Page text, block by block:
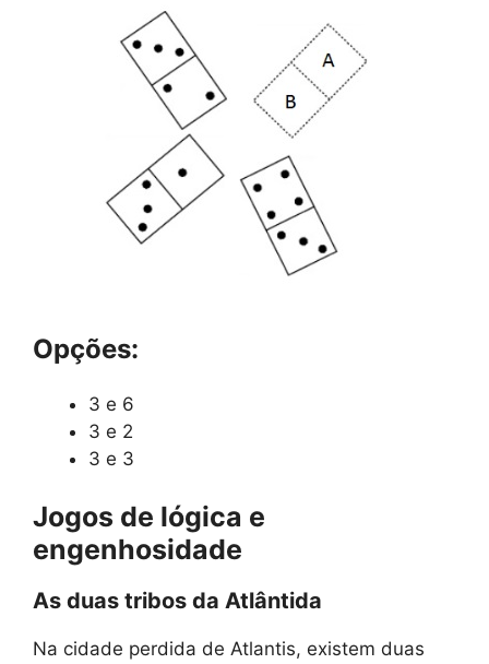
Opções:
3 e 6
3 e 2
3 e 3
Jogos de lógica e
engenhosidade
As duas tribos da Atlântida
Na cidade perdida de Atlantis, existem duas